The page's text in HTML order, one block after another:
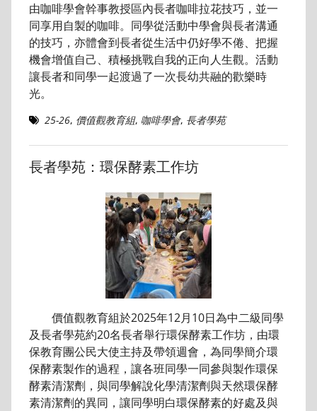
由咖啡學會幹事教授區內長者咖啡拉花技巧，並一
同享用自製的咖啡。同學從活動中學會與長者溝通
的技巧，亦體會到長者從生活中仍好學不倦、把握
機會增值自己、積極挑戰自我的正向人生觀。活動
讓長者和同學一起渡過了一次長幼共融的歡樂時
光。
25-26, 價值觀教育組, 咖啡學會, 長者學苑
長者學苑：環保酵素工作坊
價值觀教育組於2025年12月10日為中二級同學
及長者學苑約20名長者舉行環保酵素工作坊，由環
保教育團公民大使主持及帶領週會，為同學簡介環
保酵素製作的過程，讓各班同學一同參與製作環保
酵素清潔劑，與同學解說化學清潔劑與天然環保酵
素清潔劑的異同，讓同學明白環保酵素的好處及與